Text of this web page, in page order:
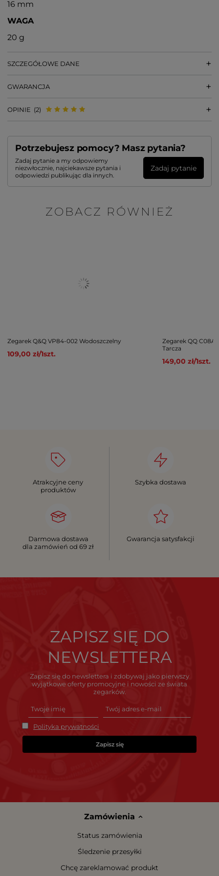
16 mm
WAGA
20 g
SZCZEGÓŁOWE DANE
GWARANCJA
OPINIE (2)
Potrzebujesz pomocy? Masz pytania?
Zadaj pytanie a my odpowiemy
niezwłocznie, najciekawsze pytania i
odpowiedzi publikując dla innych.
Zadaj pytanie
ZOBACZ RÓWNIEŻ
Zegarek Q&Q VP84-002 Wodoszczelny
109,00 zł/1szt.
Zegarek QQ
Tarcza
149,00 zł/1szt.
Atrakcyjne ceny
produktów
Szybka dostawa
Darmowa dostawa
dla zamówień od 69 zł
Gwarancja satysfakcji
ZAPISZ SIĘ DO
NEWSLETTERA
Zapisz się do newslettera i zdobywaj jako pierwszy
wyjątkowe oferty promocyjne i nowości ze świata
zegarków.
Polityka prywatności
Zapisz się
Zamówienia
Status zamówienia
Śledzenie przesyłki
Chcę zareklamować produkt